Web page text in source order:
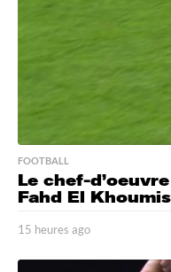
FOOTBALL
Le chef-
Fahd El
15 heures ago
h